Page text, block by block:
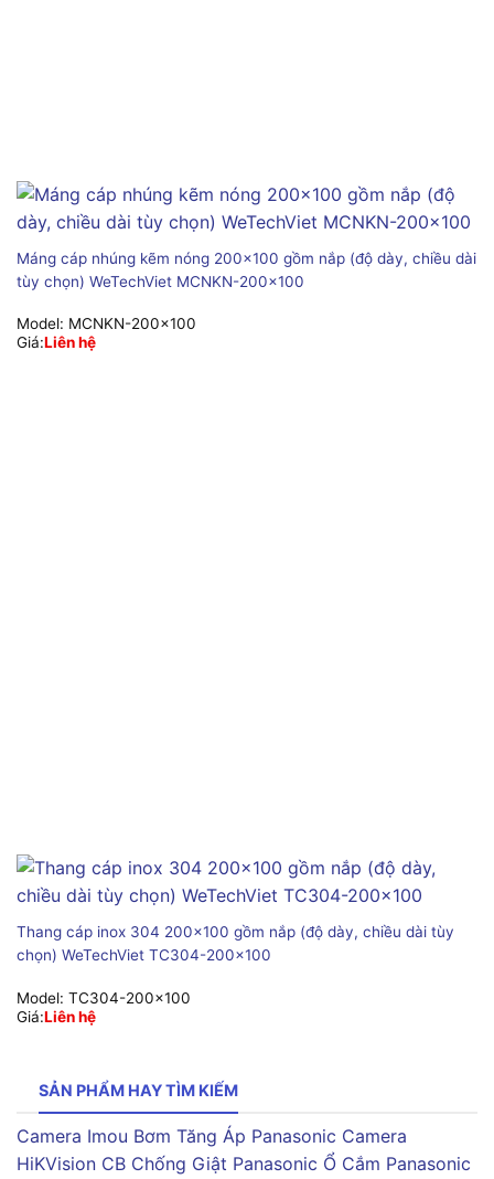
Máng cáp nhúng kẽm nóng 200×100 gồm nắp (độ dày, chiều dài
tùy chọn) WeTechViet MCNKN-200×100
Model: MCNKN-200x100
Giá:Liên hệ
Thang cáp inox 304 200×100 gồm nắp (độ dày, chiều dài tùy
chọn) WeTechViet TC304-200×100
Model: TC304-200x100
Giá:Liên hệ
SẢN PHẨM HAY TÌM KIẾM
Camera Imou Bơm Tăng Áp Panasonic Camera
HiKVision CB Chống Giật Panasonic Ổ Cắm Panasonic